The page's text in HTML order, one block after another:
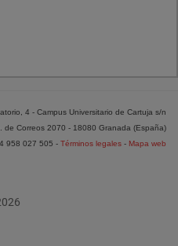
4 - Campus Universitario de Cartuja s/n
de Correos 2070 - 18080 Granada (España)
958 027 505 - Términos legales - Mapa web